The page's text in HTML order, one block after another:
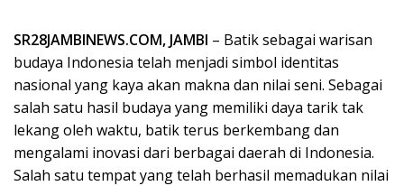
SR28JAMBINEWS.COM, JAMBI – Batik sebagai warisan
budaya Indonesia telah menjadi simbol identitas
nasional yang kaya akan makna dan nilai seni. Sebagai
salah satu hasil budaya yang memiliki daya tarik tak
lekang oleh waktu, batik terus berkembang dan
mengalami inovasi dari berbagai daerah di Indonesia.
Salah satu tempat yang telah berhasil memadukan nilai